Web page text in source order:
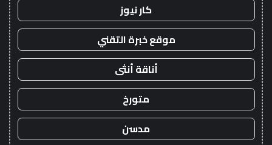
كار نيوز
موقع خبرة التقني
أناقة أنثى
متورخ
مدسن